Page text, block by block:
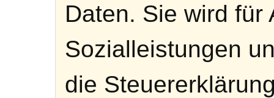
Daten. Sie wird für
Sozialleistungen
die